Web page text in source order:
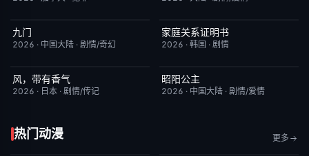
更新至第16集
九门
2026 · 中国大陆 · 剧情/奇幻
更新至第23集
家庭关系证明书
2026 · 韩国 · 剧情
更新至第94集
风，带有香气
2026 · 日本 · 剧情/传记
更新至第18集
昭阳公主
2026 · 中国大陆 · 剧情/爱情
热门动漫 更多